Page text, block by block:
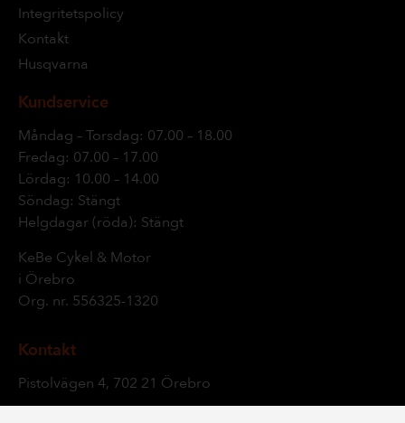
Integritetspolicy
Kontakt
Husqvarna
Kundservice
Måndag – Torsdag: 07.00 – 18.00
Fredag: 07.00 – 17.00
Lördag: 10.00 – 14.00
Söndag: Stängt
Helgdagar (röda): Stängt
KeBe Cykel & Motor
i Örebro
Org. nr. 556325-1320
Kontakt
Pistolvägen 4, 702 21 Örebro